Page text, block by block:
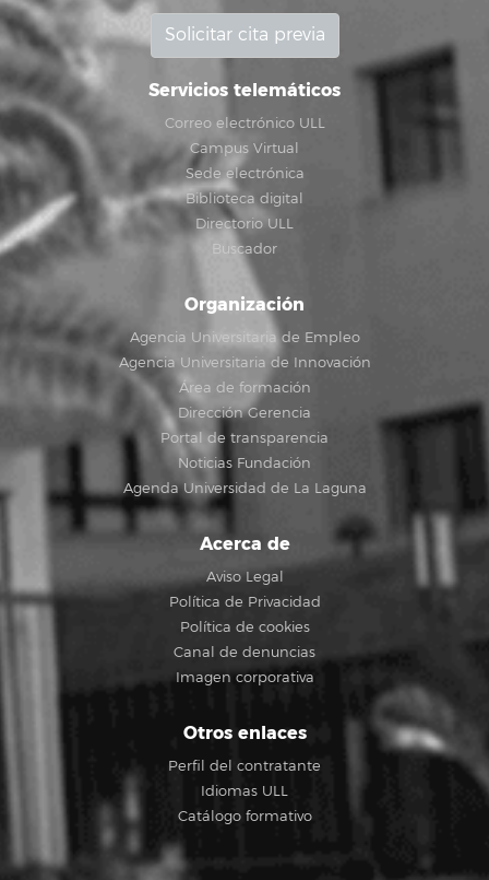
Solicitar cita previa
Servicios telemáticos
Correo electrónico ULL
Campus Virtual
Sede electrónica
Biblioteca digital
Directorio ULL
Buscador
Organización
Agencia Universitaria de Empleo
Agencia Universitaria de Innovación
Área de formación
Dirección Gerencia
Portal de transparencia
Noticias Fundación
Agenda Universidad de La Laguna
Acerca de
Aviso Legal
Política de Privacidad
Política de cookies
Canal de denuncias
Imagen corporativa
Otros enlaces
Perfil del contratante
Idiomas ULL
Catálogo formativo